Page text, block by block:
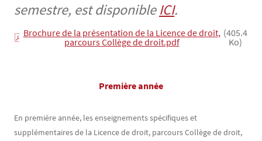
semestre, est disponibleICI.
Brochure de la présentation de la Licence de droit,
parcours Collège de droit.pdf
(405.4
Ko)
Première année
En première année, les enseignements spécifiques et
supplémentaires de la Licence de droit, parcours Collège de droit,